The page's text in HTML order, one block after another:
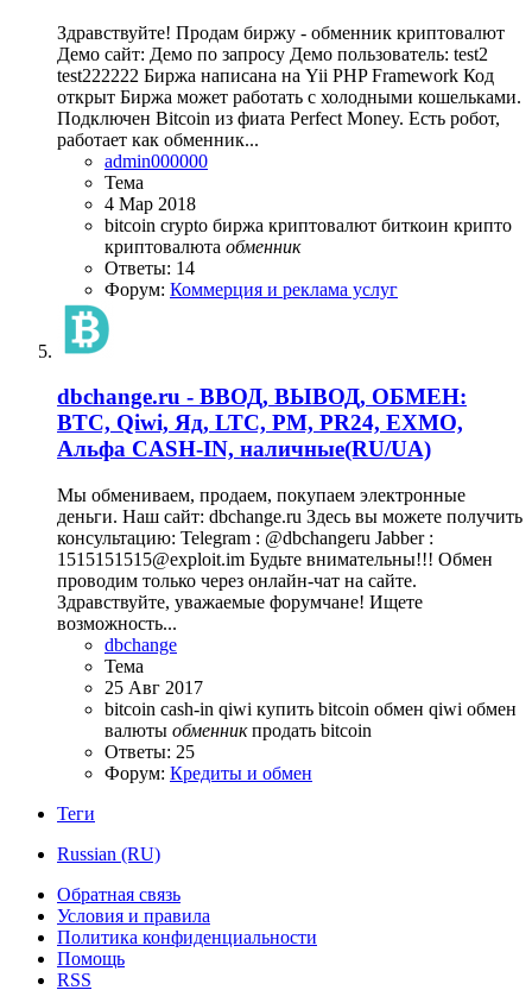
Здравствуйте! Продам биржу - обменник криптовалют
Демо сайт: Демо по запросу Демо пользователь: test2
test222222 Биржа написана на Yii PHP Framework Код
открыт Биржа может работать с холодными кошельками.
Подключен Bitcoin из фиата Perfect Money. Есть робот,
работает как обменник...
admin000000
Тема
4 Мар 2018
bitcoin crypto биржа криптовалют биткоин крипто
криптовалюта обменник
Ответы: 14
Форум: Коммерция и реклама услуг
dbchange.ru - ВВОД, ВЫВОД, ОБМЕН:
BTC, Qiwi, Яд, LTC, PM, PR24, EXMO,
Альфа CASH-IN, наличные(RU/UA)
Мы обмениваем, продаем, покупаем электронные
деньги. Наш сайт: dbchange.ru Здесь вы можете получить
консультацию: Telegram : @dbсhangeru Jabber :
1515151515@exploit.im Будьте внимательны!!! Обмен
проводим только через онлайн-чат на сайте.
Здравствуйте, уважаемые форумчане! Ищете
возможность...
dbchange
Тема
25 Авг 2017
bitcoin cash-in qiwi купить bitcoin обмен qiwi обмен
валюты обменник продать bitcoin
Ответы: 25
Форум: Кредиты и обмен
Теги
Russian (RU)
Обратная связь
Условия и правила
Политика конфиденциальности
Помощь
RSS